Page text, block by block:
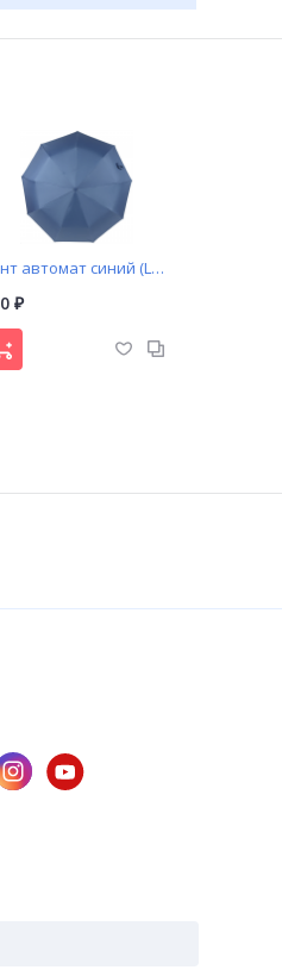
Зонт автомат синий (L3796)
₽